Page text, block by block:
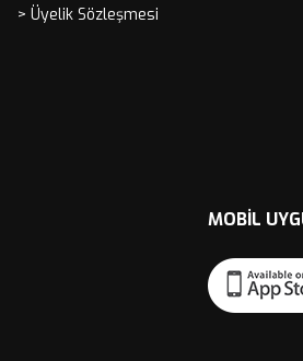
> Üyelik Sözleşmesi
MOBIL